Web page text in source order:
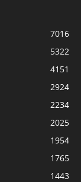
7016
5322
4151
2924
2234
2025
1954
1765
1443